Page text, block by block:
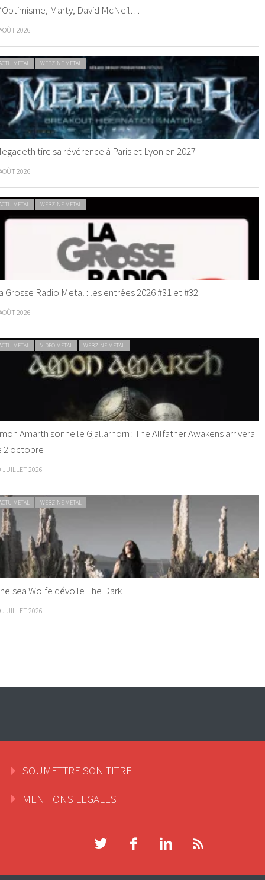
Marty, David McNeil…
2026
METAL WEBZINE METAL
tire sa révérence à Paris et Lyon en 2027
2026
METAL WEBZINE METAL
Grosse Radio Metal : les entrées 2026 #31 et #32
2026
METAL VIDEO METAL WEBZINE METAL
Amarth sonne le Gjallarhorn : The Allfather Awakens arrivera
2 octobre
JUILLET 2026
METAL WEBZINE METAL
Wolfe dévoile The Dark
JUILLET 2026
SOUMETTRE SON TITRE
MENTIONS LEGALES